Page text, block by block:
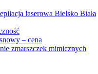
laserowa Bielsko Biała
– cena
zmarszczek mimicznych